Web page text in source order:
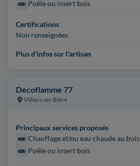
Poêle ou insert bois
Certifications
Non renseignées
Plus d'infos sur l'artisan
Decoflamme 77
Villiers-en-Bière
Principaux services proposés
Chauffage et/ou eau chaude au bois
Poêle ou insert bois